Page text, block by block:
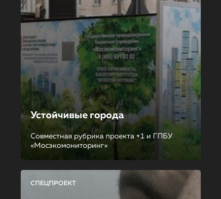
Устойчивые города
Совместная рубрика проекта +1 и ГПБУ
«Мосэкомониторинг»
СПЕЦПРОЕКТ